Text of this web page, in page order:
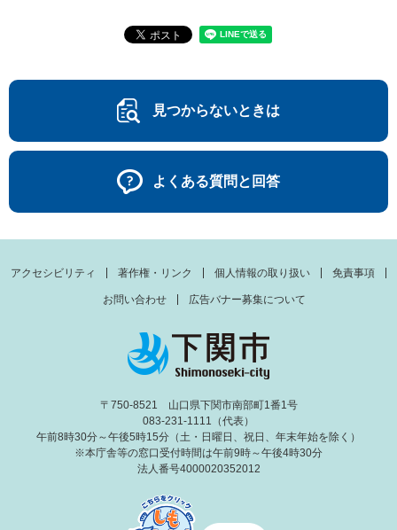
見つからないときは
よくある質問と回答
アクセシビリティ 著作権・リンク 個人情報の取り扱い 免責事項
お問い合わせ 広告バナー募集について
〒750-8521 山口県下関市南部町1番1号
083-231-1111（代表）
午前8時30分～午後5時15分（土・日曜日、祝日、年末年始を除く）
※本庁舎等の窓口受付時間は午前9時～午後4時30分
法人番号4000020352012